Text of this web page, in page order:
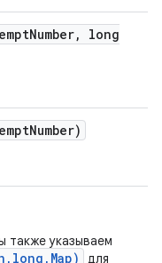
Number,
long
Number)
также указываем
для